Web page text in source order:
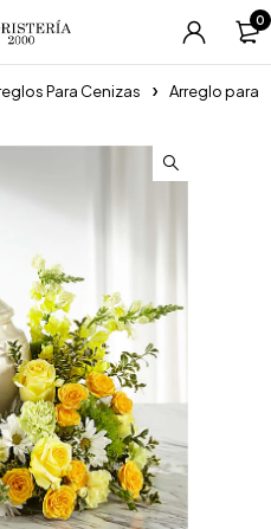
0
Para Cenizas
Arreglo para